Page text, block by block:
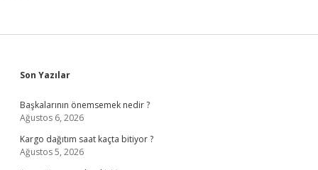
Sidebar
Son Yazılar
Başkalarının önemsemek nedir ?
Ağustos 6, 2026
Kargo dağıtım saat kaçta bitiyor ?
Ağustos 5, 2026